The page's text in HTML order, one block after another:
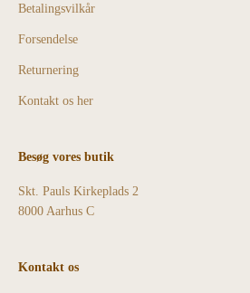
Betalingsvilkår
Forsendelse
Returnering
Kontakt os her
Besøg vores butik
Skt. Pauls Kirkeplads 2
8000 Aarhus C
Kontakt os